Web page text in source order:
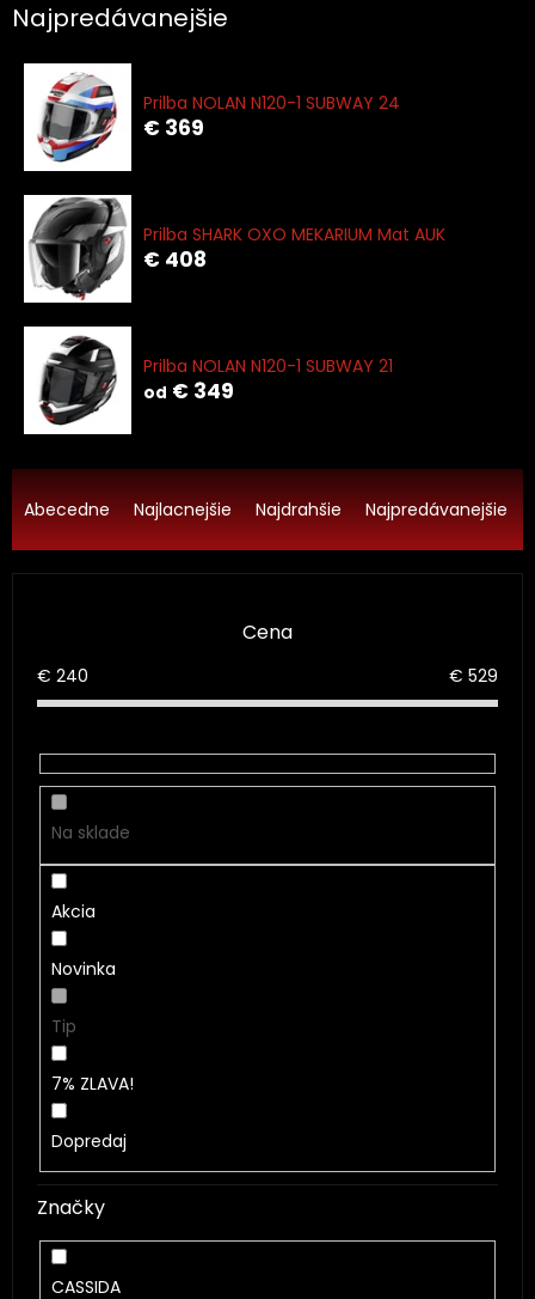
Najpredávanejšie
Prilba NOLAN N120-1 SUBWAY 24
€ 369
Prilba SHARK OXO MEKARIUM Mat AUK
€ 408
Prilba NOLAN N120-1 SUBWAY 21
od € 349
R
a
d
e
Abecedne Najlacnejšie Najdrahšie Najpredávanejšie
Cena
€ 240 € 529
Na sklade
Akcia
Novinka
Tip
7% ZLAVA!
Dopredaj
Značky
CASSIDA